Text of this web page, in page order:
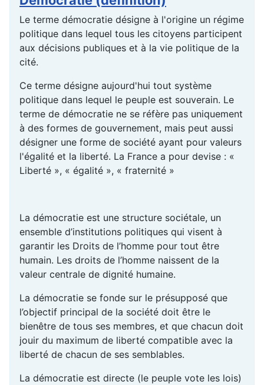
Le terme démocratie désigne à l'origine un régime
politique dans lequel tous les citoyens participent
aux décisions publiques et à la vie politique de la
cité.
Ce terme désigne aujourd'hui tout système
politique dans lequel le peuple est souverain. Le
terme de démocratie ne se réfère pas uniquement
à des formes de gouvernement, mais peut aussi
désigner une forme de société ayant pour valeurs
l'égalité et la liberté. La France a pour devise : «
Liberté », « égalité », « fraternité »
La démocratie est une structure sociétale, un
ensemble d’institutions politiques qui visent à
garantir les Droits de l’homme pour tout être
humain. Les droits de l’homme naissent de la
valeur centrale de dignité humaine.
La démocratie se fonde sur le présupposé que
l’objectif principal de la société doit être le
bienêtre de tous ses membres, et que chacun doit
jouir du maximum de liberté compatible avec la
liberté de chacun de ses semblables.
La démocratie est directe (le peuple vote les lois)